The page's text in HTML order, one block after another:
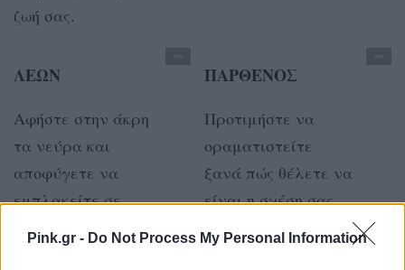
Pink.gr - Do Not Process My Personal Information
ζωή σας.
ΛΕΩΝ
Αφήστε στην άκρη
τα νεύρα και
αποφύγετε να
εμπλακείτε σε
ΠΑΡΘΕΝΟΣ
Προτιμήστε να
οραματιστείτε
ξανά πώς θέλετε να
είναι η σχέση σας.